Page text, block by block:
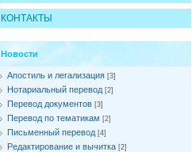
КОНТАКТЫ
Новости
Апостиль и легализация [3]
Нотариальный перевод [2]
Перевод документов [3]
Перевод по тематикам [2]
Письменный перевод [4]
Редактирование и вычитка [2]